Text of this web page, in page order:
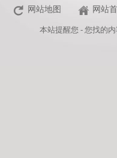
网站地图 网站
本站提醒您 - 您找的